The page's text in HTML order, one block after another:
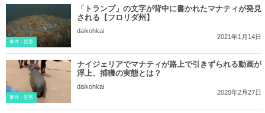
事件・災害
「トランプ」の文字が背中に書かれたマナティが発見
される【フロリダ州】
daikohkai
2021年1月14日
事件・災害
ナイジェリアでマナティが路上で引きずられる動画が
浮上、捕獲の実態とは？
daikohkai
2020年2月27日